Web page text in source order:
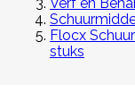
Flocx
stuks